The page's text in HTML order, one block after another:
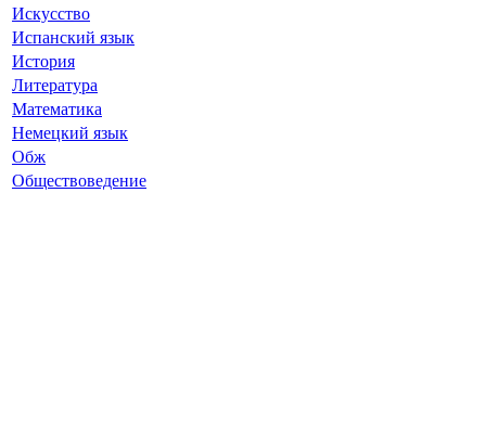
Искусство
Испанский язык
История
Литература
Математика
Немецкий язык
Обж
Обществоведение